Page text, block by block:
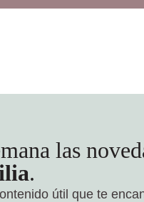
las
.
útil que te